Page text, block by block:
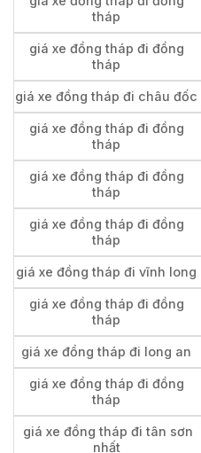
tháp
giá xe đồng tháp đi đồng
tháp
giá xe đồng tháp đi châu đốc
giá xe đồng tháp đi đồng
tháp
giá xe đồng tháp đi đồng
tháp
giá xe đồng tháp đi đồng
tháp
giá xe đồng tháp đi vĩnh long
giá xe đồng tháp đi đồng
tháp
giá xe đồng tháp đi long an
giá xe đồng tháp đi đồng
tháp
giá xe đồng tháp đi tân sơn
nhất